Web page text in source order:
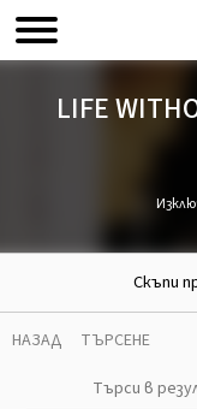
LIFE
Скъпи
НАЗАД ТЪРСЕНЕ